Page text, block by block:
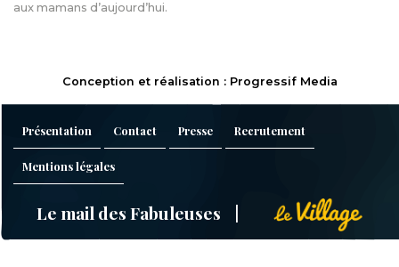
aux mamans d’aujourd’hui.
Conception et réalisation : Progressif Media
Présentation Contact Presse Recrutement
Mentions légales
Le mail des Fabuleuses